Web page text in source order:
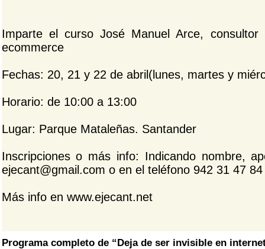
Imparte el curso José Manuel Arce,
ecommerce
Fechas: 20, 21 y 22 de abril(lunes, martes y
Horario: de 10:00 a 13:00
Lugar: Parque Mataleñas. Santander
Inscripciones o más info: Indicando nombre,
ejecant@gmail.com o en el teléfono 942 31 47 84
Más info en www.ejecant.net
Programa completo de “Deja de ser invisible en